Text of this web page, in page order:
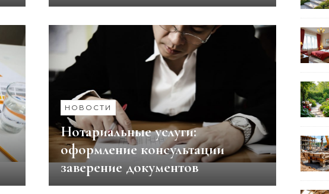
НОВОСТИ
Нотариальные услуги:
оформление консультации
заверение документов